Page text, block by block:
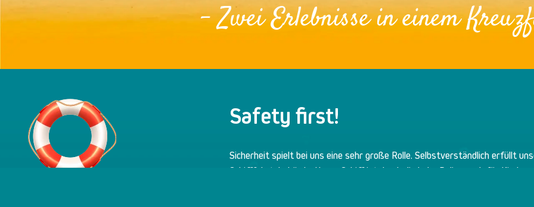
- Zwei Erlebnissein einem
Safety first!
Sicherheit spielt bei uns eine sehr große Rolle. Selbstverständlich erfüllt
Schifffahrtsbehörde. Unser Schiff ist durch die hohe Reling auch für Kinder